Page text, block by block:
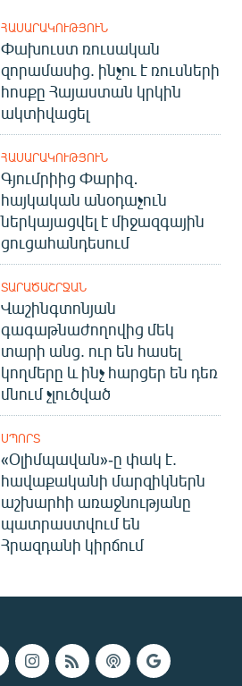
ՀԱՍԱՐԱԿՈՒԹՅՈՒՆ
Փախուստ ռուսական
զորամասից. ինչու է ռուսների
հոսքը Հայաստան կրկին
ակտիվացել
ՀԱՍԱՐԱԿՈՒԹՅՈՒՆ
Գյումրիից Փարիզ․
հայկական անօդաչուն
ներկայացվել է միջազգային
ցուցահանդեսում
ՏԱՐԱԾԱՇՐՋԱՆ
Վաշինգտոնյան
գագաթնաժողովից մեկ
տարի անց. ուր են հասել
կողմերը և ինչ հարցեր են դեռ
մնում չլուծված
ՍՊՈՐՏ
«Օլիմպավան»-ը փակ է.
հավաքականի մարզիկներն
աշխարհի առաջնությանը
պատրաստվում են
Հրազդանի կիրճում